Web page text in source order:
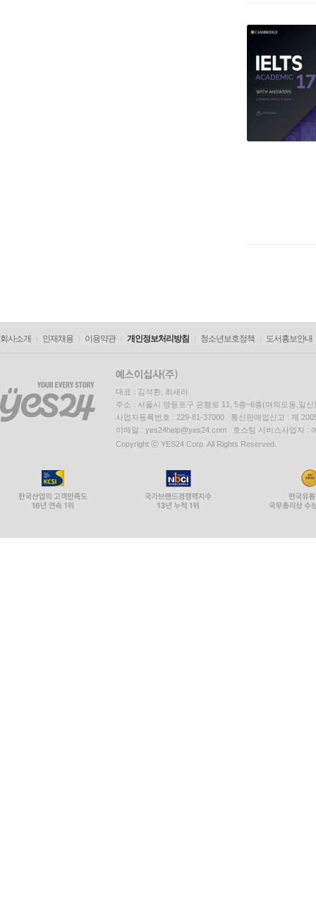
회사소개 인재채용 이용약관 개인정보처리방침 청소년보호정책 도서홍보안내
대표 : 김석환, 최세라
주소 : 서울시 영등포구 은행로 11, 5층~6층(여의도동,일신
사업자등록번호 : 229-81-37000 통신판매업신고 : 제
이메일 : yes24help@yes24.com 호스팅 서비스사업자 :
Copyright ⓒ YES24 Corp. All Rights Reserved.